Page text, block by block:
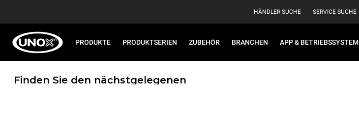
HÄNDLER SUCHE SERVICE SUCHE
PRODUKTE PRODUKTSERIEN ZUBEHÖR BRANCHEN APP & BETRIEBSSYSTEM
Finden Sie den nächstgelegenen